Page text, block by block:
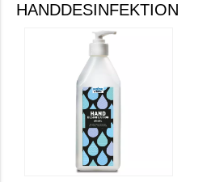
HANDDESINFEKTION